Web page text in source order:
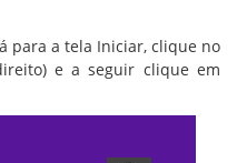
para a tela Iniciar, clique no
e a seguir clique em